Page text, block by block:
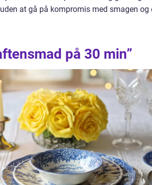
at gå på kompromis med smagen
på 30 min”